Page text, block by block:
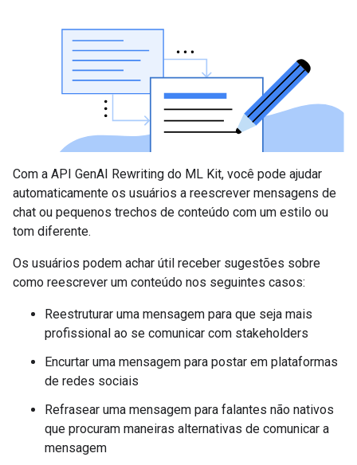
Com a API GenAI Rewriting do ML Kit, você pode ajudar
automaticamente os usuários a reescrever mensagens de
chat ou pequenos trechos de conteúdo com um estilo ou
tom diferente.
Os usuários podem achar útil receber sugestões sobre
como reescrever um conteúdo nos seguintes casos:
Reestruturar uma mensagem para que seja mais
profissional ao se comunicar com stakeholders
Encurtar uma mensagem para postar em plataformas
de redes sociais
Refrasear uma mensagem para falantes não nativos
que procuram maneiras alternativas de comunicar a
mensagem